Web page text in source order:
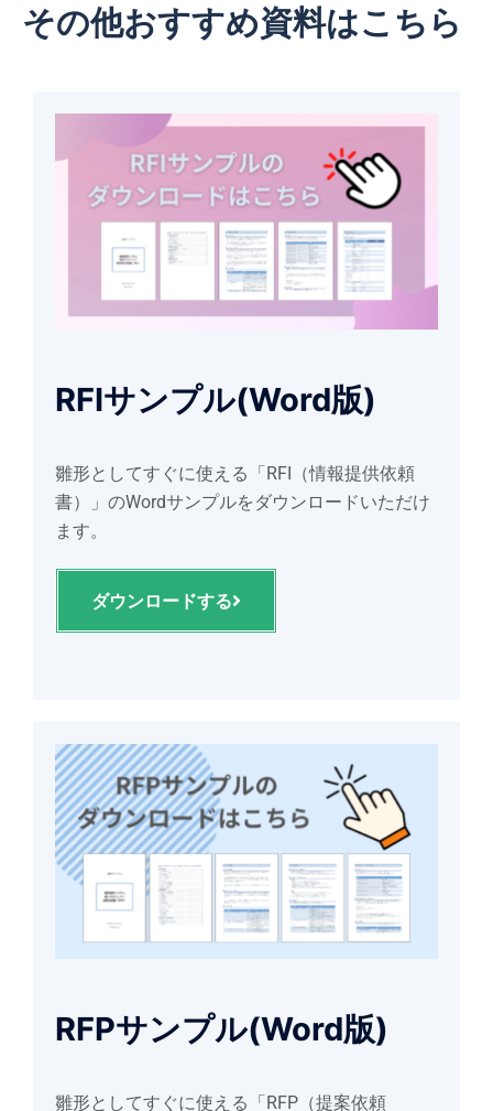
その他おすすめ資料はこちら
RFIサンプル(Word版)
雛形としてすぐに使える「RFI（情報提供依頼
書）」のWordサンプルをダウンロードいただけ
ます。
ダウンロードする
RFPサンプル(Word版)
雛形としてすぐに使える「RFP（提案依頼